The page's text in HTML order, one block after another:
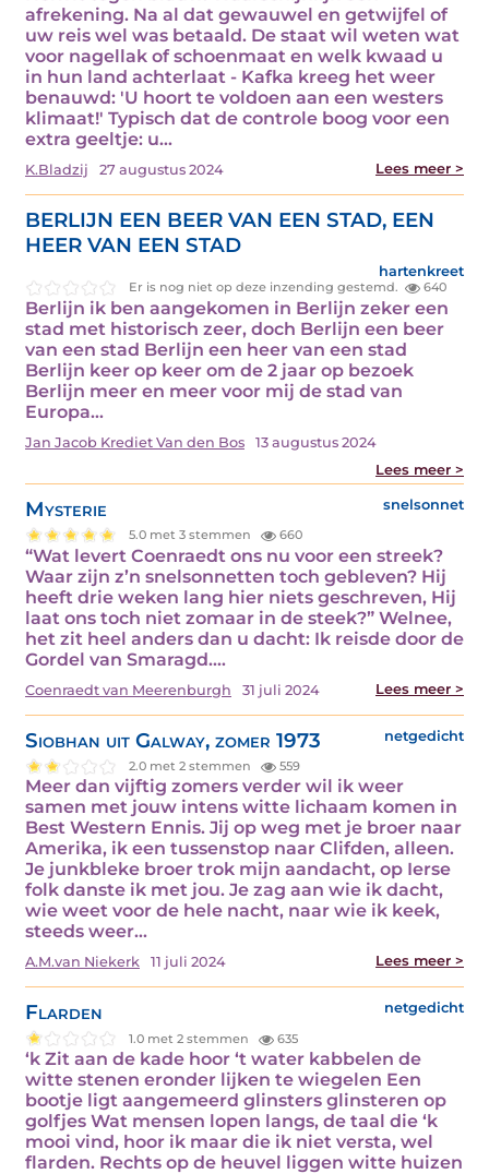
afrekening. Na al dat gewauwel en getwijfel of
uw reis wel was betaald. De staat wil weten wat
voor nagellak of schoenmaat en welk kwaad u
in hun land achterlaat - Kafka kreeg het weer
benauwd: 'U hoort te voldoen aan een westers
klimaat!' Typisch dat de controle boog voor een
extra geeltje: u…
K.Bladzij 27 augustus 2024 Lees meer >
BERLIJN EEN BEER VAN EEN STAD, EEN
HEER VAN EEN STAD
hartenkreet
Er is nog niet op deze inzending gestemd. 640
Berlijn ik ben aangekomen in Berlijn zeker een
stad met historisch zeer, doch Berlijn een beer
van een stad Berlijn een heer van een stad
Berlijn keer op keer om de 2 jaar op bezoek
Berlijn meer en meer voor mij de stad van
Europa…
Jan Jacob Krediet Van den Bos
13 augustus 2024
Lees meer >
Mysterie snelsonnet
5.0 met 3 stemmen 660
“Wat levert Coenraedt ons nu voor een streek?
Waar zijn z’n snelsonnetten toch gebleven? Hij
heeft drie weken lang hier niets geschreven, Hij
laat ons toch niet zomaar in de steek?” Welnee,
het zit heel anders dan u dacht: Ik reisde door de
Gordel van Smaragd.…
Coenraedt van Meerenburgh 31 juli 2024 Lees meer >
Siobhan uit Galway, zomer 1973 netgedicht
2.0 met 2 stemmen 559
Meer dan vijftig zomers verder wil ik weer
samen met jouw intens witte lichaam komen in
Best Western Ennis. Jij op weg met je broer naar
Amerika, ik een tussenstop naar Clifden, alleen.
Je junkbleke broer trok mijn aandacht, op Ierse
folk danste ik met jou. Je zag aan wie ik dacht,
wie weet voor de hele nacht, naar wie ik keek,
steeds weer…
A.M.van Niekerk 11 juli 2024 Lees meer >
Flarden netgedicht
1.0 met 2 stemmen 635
‘k Zit aan de kade hoor ‘t water kabbelen de
witte stenen eronder lijken te wiegelen Een
bootje ligt aangemeerd glinsters glinsteren op
golfjes Wat mensen lopen langs, de taal die ‘k
mooi vind, hoor ik maar die ik niet versta, wel
flarden. Rechts op de heuvel liggen witte huizen